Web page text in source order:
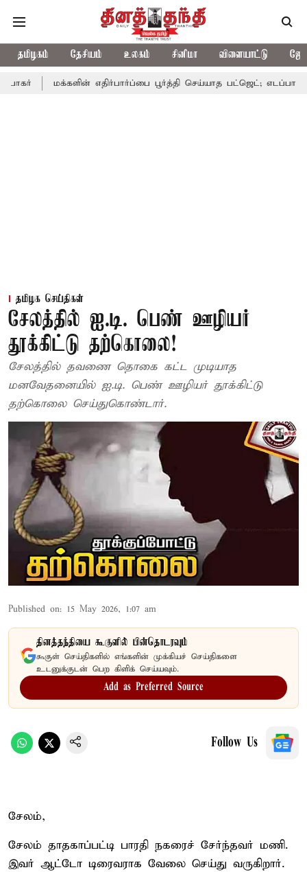
தமிழகம் தேசியம் உலகம் சினிமா விளையாட்டு
மக்களின் எதிர்பார்ப்பை பூர்த்தி செய்யாத பட்ஜெட்; எடப்பாடி பழனிசாமி
தமிழக செய்திகள்
சேலத்தில் ஐ.டி. பெண் ஊழியர்
தூக்கிட்டு தற்கொலை!
சேலத்தில் தவணை தொகை கட்ட முடியாத
மனவேதனையில் ஐ.டி. பெண் ஊழியர் தூக்கிட்டு
தற்கொலை செய்துகொண்டார்.
Published on: 15 May 2026, 1:07 am
தினத்தந்தியை கூகுளில் பின்தொடரவும்
கூகுள் செய்திகளில் எங்களின் முக்கியச் செய்திகளை
உடனுக்குடன் பெற கிளிக் செய்யவும்.
Add as Preferred Source
Follow Us
சேலம்,
சேலம் தாதகாப்பட்டி பாரதி நகரைச் சேர்ந்தவர் மணி.
இவர் ஆட்டோ டிரைவராக வேலை செய்து வருகிறார்.